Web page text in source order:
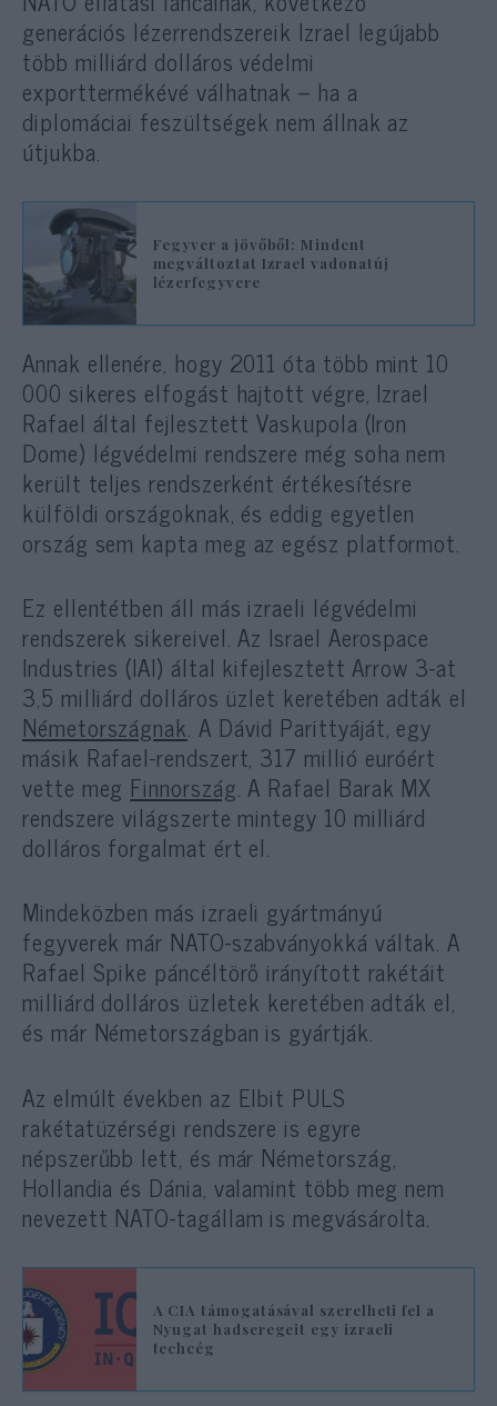
generációs lézerrendszereik Izrael legújabb
több milliárd dolláros védelmi
exporttermékévé válhatnak – ha a
diplomáciai feszültségek nem állnak az
útjukba.
Fegyver a jövőből: Mindent
megváltoztat Izrael vadonatúj
lézerfegyvere
Annak ellenére, hogy 2011 óta több mint 10
000 sikeres elfogást hajtott végre, Izrael
Rafael által fejlesztett Vaskupola (Iron
Dome) légvédelmi rendszere még soha nem
került teljes rendszerként értékesítésre
külföldi országoknak, és eddig egyetlen
ország sem kapta meg az egész platformot.
Ez ellentétben áll más izraeli légvédelmi
rendszerek sikereivel. Az Israel Aerospace
Industries (IAI) által kifejlesztett Arrow 3-at
3,5 milliárd dolláros üzlet keretében adták el
Németországnak. A Dávid Parittyáját, egy
másik Rafael-rendszert, 317 millió euróért
vette meg Finnország. A Rafael Barak MX
rendszere világszerte mintegy 10 milliárd
dolláros forgalmat ért el.
Mindeközben más izraeli gyártmányú
fegyverek már NATO-szabványokká váltak. A
Rafael Spike páncéltörő irányított rakétáit
milliárd dolláros üzletek keretében adták el,
és már Németországban is gyártják.
Az elmúlt években az Elbit PULS
rakétatüzérségi rendszere is egyre
népszerűbb lett, és már Németország,
Hollandia és Dánia, valamint több meg nem
nevezett NATO-tagállam is megvásárolta.
A CIA támogatásával szerelheti fel a
Nyugat hadseregeit egy izraeli
techcég